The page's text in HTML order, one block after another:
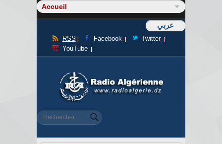
عربي
RSS Facebook
Twitter
YouTube
Formulaire de recherche
Rechercher